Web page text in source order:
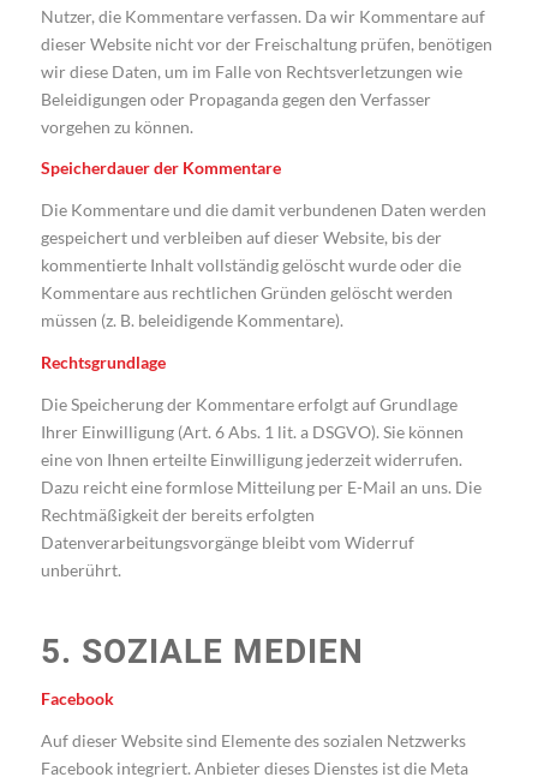
Nutzer, die Kommentare verfassen. Da wir Kommentare auf
dieser Website nicht vor der Freischaltung prüfen, benötigen
wir diese Daten, um im Falle von Rechtsverletzungen wie
Beleidigungen oder Propaganda gegen den Verfasser
vorgehen zu können.
Speicherdauer der Kommentare
Die Kommentare und die damit verbundenen Daten werden
gespeichert und verbleiben auf dieser Website, bis der
kommentierte Inhalt vollständig gelöscht wurde oder die
Kommentare aus rechtlichen Gründen gelöscht werden
müssen (z. B. beleidigende Kommentare).
Rechtsgrundlage
Die Speicherung der Kommentare erfolgt auf Grundlage
Ihrer Einwilligung (Art. 6 Abs. 1 lit. a DSGVO). Sie können
eine von Ihnen erteilte Einwilligung jederzeit widerrufen.
Dazu reicht eine formlose Mitteilung per E-Mail an uns. Die
Rechtmäßigkeit der bereits erfolgten
Datenverarbeitungsvorgänge bleibt vom Widerruf
unberührt.
5. SOZIALE MEDIEN
Facebook
Auf dieser Website sind Elemente des sozialen Netzwerks
Facebook integriert. Anbieter dieses Dienstes ist die Meta